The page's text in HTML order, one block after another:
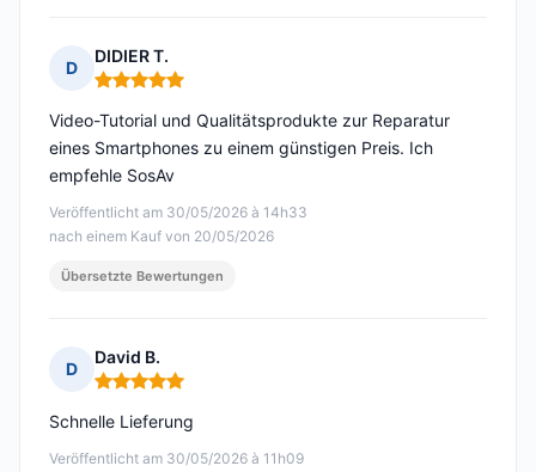
D
DIDIER T.
Hinweis: 5 von 5
Veröffentlicht am 30/05/2026 à 14h33
nach einem Kauf von 20/05/2026
Video-Tutorial und Qualitätsprodukte zur Reparatur
eines Smartphones zu einem günstigen Preis. Ich
empfehle SosAv
Übersetzte Bewertungen
D
David B.
Hinweis: 5 von 5
Veröffentlicht am 30/05/2026 à 11h09
Schnelle Lieferung